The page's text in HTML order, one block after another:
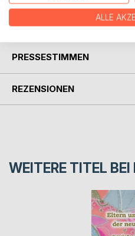
AUTOR/IN
PRESSESTIMMEN
REZENSIONEN
WEITERE TITEL BEI
ALLE